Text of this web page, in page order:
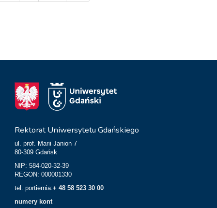
Rektorat Uniwersytetu Gdańskiego
ul. prof. Marii Janion 7
80-309 Gdańsk
NIP: 584-020-32-39
REGON: 000001330
tel. portiernia:+ 48 58 523 30 00
numery kont